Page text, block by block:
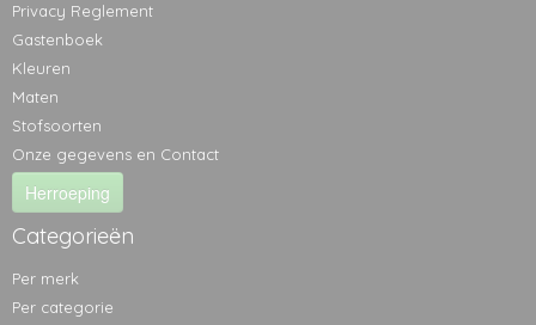
Privacy Reglement
Gastenboek
Kleuren
Maten
Stofsoorten
Onze gegevens en Contact
Herroeping
Categorieën
Per merk
Per categorie